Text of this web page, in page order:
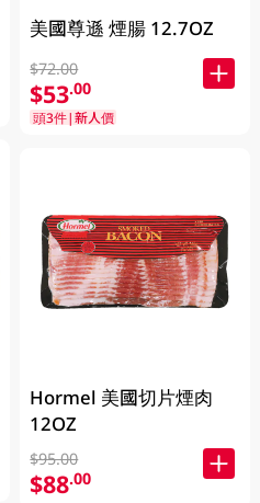
美國尊遜 煙腸 12.7OZ
$72.00
$53.00
頭3件|新人價
Hormel 美國切片煙肉
12OZ
$95.00
$88.00